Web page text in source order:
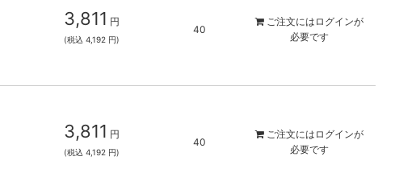
3,811 円
(税込 4,192 円)
40
ご注文には ログインが
必要です
3,811 円
(税込 4,192 円)
40
ご注文には ログインが
必要です